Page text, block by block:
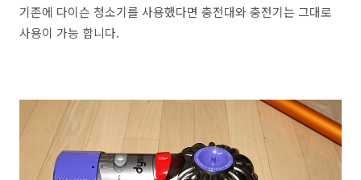
기존에 다이슨 청소기를 사용했다면 충전대와 충전기는 그대로
사용이 가능 합니다.